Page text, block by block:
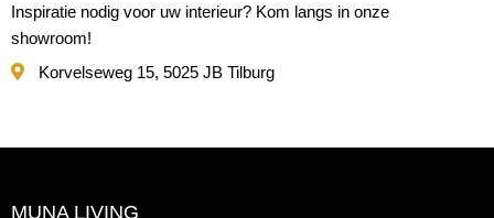
Inspiratie nodig voor uw interieur? Kom langs in onze
showroom!
Korvelseweg 15, 5025 JB Tilburg
MUNA LIVING